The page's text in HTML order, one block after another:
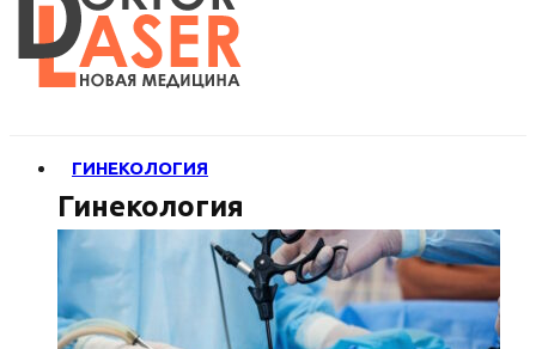
ГИНЕКОЛОГИЯ
Гинекология